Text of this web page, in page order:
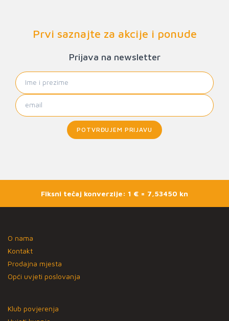
Prvi saznajte za akcije i ponude
Prijava na newsletter
POTVRĐUJEM PRIJAVU
Fiksni tečaj konverzije: 1 € = 7,53450 kn
O nama
Kontakt
Prodajna mjesta
Opći uvjeti poslovanja
Klub povjerenja